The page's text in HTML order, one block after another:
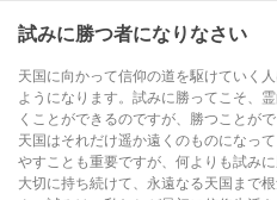
試みに勝つ者になりなさい
天国に向かって信仰の道を駆けていく
ようになります。試みに勝ってこそ、
くことができるのですが、勝つことが
天国はそれだけ遥か遠くのものになっ
やすことも重要ですが、何よりも試み
大切に持ち続けて、永遠なる天国まで